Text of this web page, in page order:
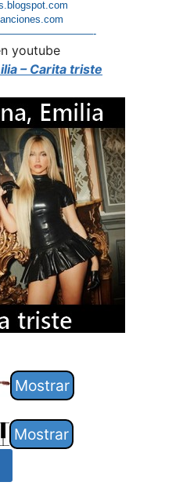
youtube
– Carita triste